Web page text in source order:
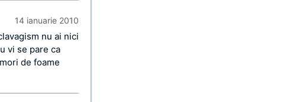
14 ianuarie 2010
nu ai nici
vi se pare ca
de foame